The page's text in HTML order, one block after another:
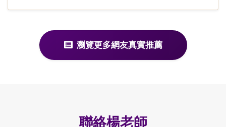
瀏覽更多網友真實推薦
聯絡楊老師